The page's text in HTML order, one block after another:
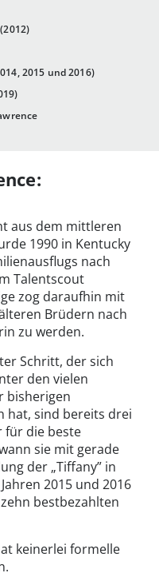
2015 und 2016)
aus dem mittleren
1990 in Kentucky
nach
Talentscout
zog daraufhin mit
Brüdern nach
zu werden.
Schritt, der sich
den vielen
bisherigen
hat, sind bereits drei
für die beste
sie mit gerade
der „Tiffany” in
2015 und 2016
bestbezahlten
keinerlei formelle